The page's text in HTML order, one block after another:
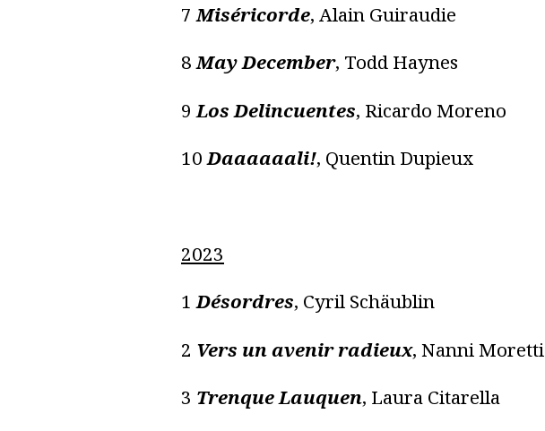
7Miséricorde, Alain Guiraudie
8May December, Todd Haynes
9 Los Delincuentes, Ricardo Moreno
10Daaaaaali!, Quentin Dupieux
2023
1Désordres, Cyril Schäublin
2 Vers un avenir radieux, Nanni Moretti
3 Trenque Lauquen, Laura Citarella